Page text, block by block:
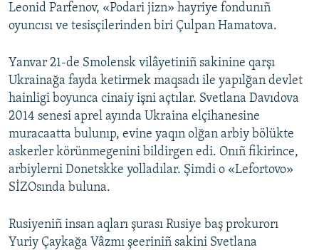
Leonid Parfenov, «Podari jizn» hayriye fondunıñ
oyuncısı ve tesisçilerinden biri Çulpan Hamatova.
Yanvar 21-de Smolensk vilâyetiniñ sakinine qarşı
Ukrainağa fayda ketirmek maqsadı ile yapılğan devlet
hainligi boyunca cinaiy işni açtılar. Svetlana Davıdova
2014 senesi aprel ayında Ukraina elçihanesine
muracaatta bulunıp, evine yaqın olğan arbiy bölükte
askerler körünmegenini bildirgen edi. Onıñ fikirince,
arbiylerni Donetskke yolladılar. Şimdi o «Lefortovo»
SİZOsında buluna.
Rusiyeniñ insan aqları şurası Rusiye baş prokurorı
Yuriy Çaykağa Vâzmı şeeriniñ sakini Svetlana